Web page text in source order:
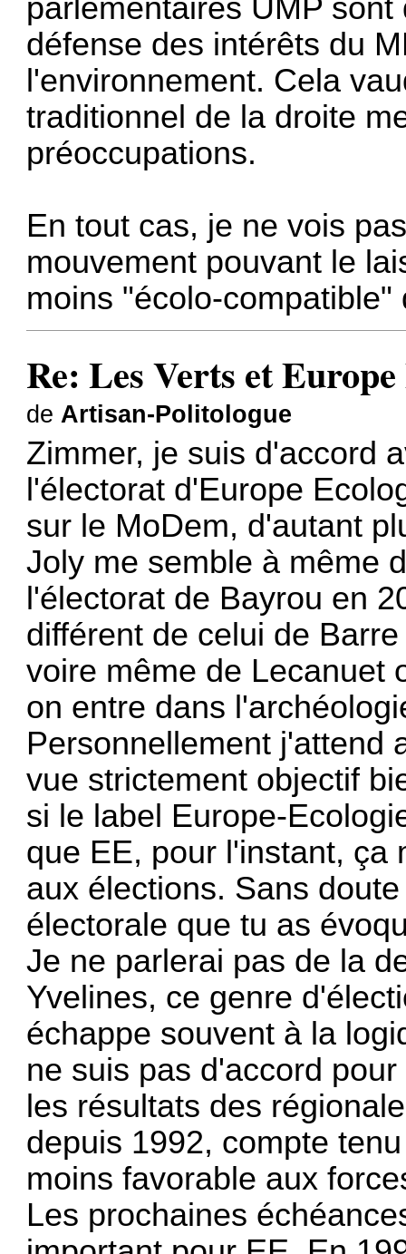
parlementaires UMP
défense des intérêts du
l'environnement. Cela
traditionnel de la droite
préoccupations.
En tout cas, je ne vois
mouvement pouvant le
moins "écolo-compatible"
Re: Les Verts et
deArtisan-Politologue
Zimmer, je suis d'accord
l'électorat d'Europe
sur le MoDem, d'autant
Joly me semble à même
l'électorat de Bayrou en
différent de celui de
voire même de Lecanuet
on entre dans
Personnellement j'attend
vue strictement objectif
si le label Europe-
que EE, pour l'instant, ça
aux élections. Sans
électorale que tu as
Je ne parlerai pas de la
Yvelines, ce genre
échappe souvent à la
ne suis pas d'accord
les résultats des
depuis 1992, compte
moins favorable aux
Les prochaines